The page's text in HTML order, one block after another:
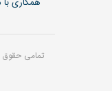
تمامی